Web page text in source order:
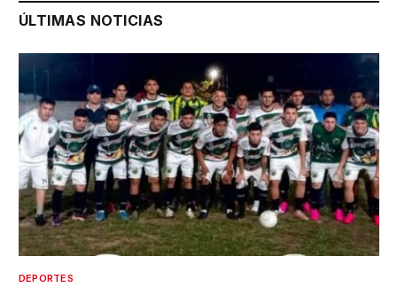
ÚLTIMAS NOTICIAS
DEPORTES